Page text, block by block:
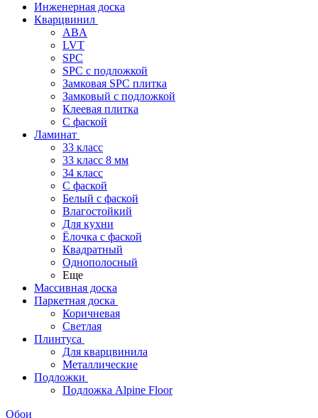
Инженерная доска
Кварцвинил
ABA
LVT
SPC
SPC с подложкой
Замковая SPC плитка
Замковый с подложкой
Клеевая плитка
С фаской
Ламинат
33 класс
33 класс 8 мм
34 класс
C фаской
Белый с фаской
Влагостойкий
Для кухни
Ёлочка с фаской
Квадратный
Однополосный
Еще
Массивная доска
Паркетная доска
Коричневая
Светлая
Плинтуса
Для кварцвинила
Металлические
Подложки
Подложка Alpine Floor
Обои